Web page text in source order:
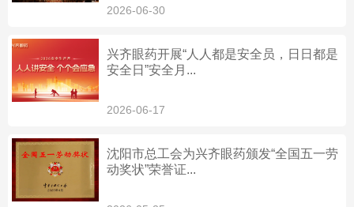
2026-06-30
兴齐眼药开展“人人都是安全员，日日都是
安全日”安全月...
2026-06-17
沈阳市总工会为兴齐眼药颁发“全国五一劳
动奖状”荣誉证...